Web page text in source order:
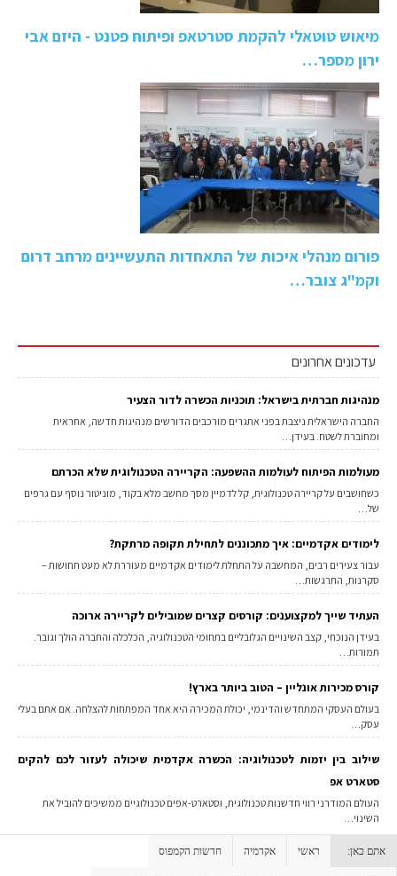
מיאוש טוטאלי להקמת סטרטאפ ופיתוח פטנט - היזם אבי
ירון מספר…
פורום מנהלי איכות של התאחדות התעשיינים מרחב דרום
וקמ"ג צובר…
עדכונים אחרונים
מנהיגות חברתית בישראל: תוכניות הכשרה לדור הצעיר
החברה הישראלית ניצבת בפני אתגרים מורכבים הדורשים מנהיגות חדשה, אחראית
ומחוברת לשטח. בעידן…
מעולמות הפיתוח לעולמות ההשפעה: הקריירה הטכנולוגית שלא הכרתם
כשחושבים על קריירה טכנולוגית, קל לדמיין מסך מחשב מלא בקוד, מוניטור נוסף עם גרפים
של…
לימודים אקדמיים: איך מתכוננים לתחילת תקופה מרתקת?
עבור צעירים רבים, המחשבה על התחלת לימודים אקדמיים מעוררת לא מעט תחושות –
סקרנות, התרגשות…
העתיד שייך למקצוענים: קורסים קצרים שמובילים לקריירה ארוכה
בעידן הנוכחי, קצב השינויים הגלובליים בתחומי הטכנולוגיה, הכלכלה והחברה הולך וגובר.
תמורות…
קורס מכירות אונליין – הטוב ביותר בארץ!
בעולם העסקי המתחדש והדינמי, יכולת המכירה היא אחד המפתחות להצלחה. אם אתם בעלי
עסק…
שילוב בין יזמות לטכנולוגיה: הכשרה אקדמית שיכולה לעזור לכם להקים
סטארט אפ
העולם המודרני רווי חדשנות טכנולוגית, וסטארט-אפים טכנולוגיים ממשיכים להוביל את
השינוי…
אתם כאן: ראשי אקדמיה חדשות הקמפוס